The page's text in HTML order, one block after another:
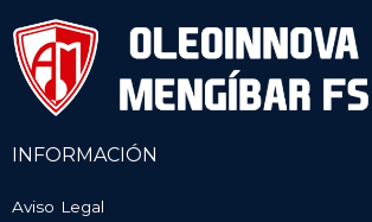
INFORMACIÓN
Aviso Legal